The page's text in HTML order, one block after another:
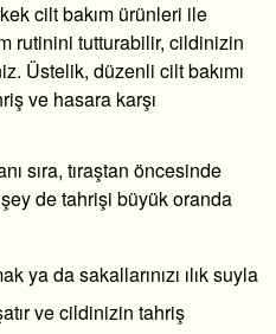
cilt bakım ürünleri ile
rutinini tutturabilir, cildinizin
Üstelik, düzenli cilt bakımı
ve hasara karşı
sıra, tıraştan öncesinde
de tahrişi büyük oranda
ya da sakallarınızı ılık suyla
ve cildinizin tahriş